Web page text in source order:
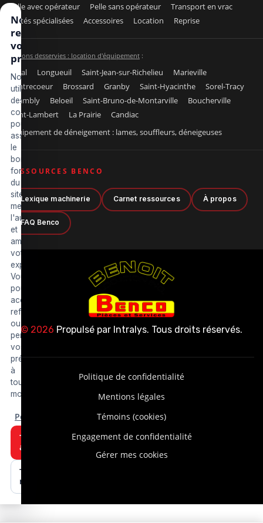
Pelle avec opérateur
Pelle sans opérateur
Transport en vrac
Unités spécialisées
Accessoires Location Reprise
Régions desservies : location d'équipement :
Laval Longueuil Saint-Jean-sur-Richelieu
Marieville
Contrecoeur
Brossard Granby Saint-Hyacinthe
Sorel-Tracy
Chambly
Beloeil Saint-Bruno-de-Montarville
Boucherville
Saint-Lambert
La Prairie
Candiac
Équipement de déneigement : lames, souffleurs, déneigeuses
RESSOURCES BENCO
Lexique machinerie Carnet ressources À propos
FAQ Benco
© 2026 Propulsé par Intralys. Tous droits réservés.
Politique de confidentialité
Mentions légales
Témoins (cookies)
Engagement de confidentialité
Gérer mes cookies
Nous
respectons
votre vie
privée
Nous
utilisons
des
cookies
pour
assurer
le
bon
fonctionnement
du
site,
mesurer
l'audience
et
améliorer
votre
expérience.
Vous
pouvez
accepter,
refuser
ou
personnaliser
vos
préférences
à
tout
moment.
Personnaliser
Tout
refuser
Tout
accepter